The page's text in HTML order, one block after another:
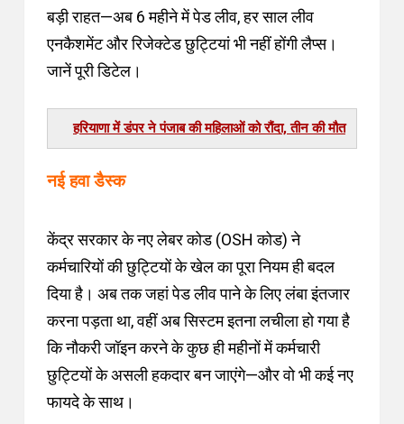
बड़ी राहत—अब 6 महीने में पेड लीव, हर साल लीव
एनकैशमेंट और रिजेक्टेड छुट्टियां भी नहीं होंगी लैप्स।
जानें पूरी डिटेल।
पुकार से आखिरकार चल पड़ी सांसें, डॉक्टरों ने घोषित
कर दिया था मृत
केंद्र सरकार के नए लेबर कोड (OSH कोड) ने
कर्मचारियों की छुट्टियों के खेल का पूरा नियम ही बदल
दिया है। अब तक जहां पेड लीव पाने के लिए लंबा इंतजार
करना पड़ता था, वहीं अब सिस्टम इतना लचीला हो गया है
कि नौकरी जॉइन करने के कुछ ही महीनों में कर्मचारी
छुट्टियों के असली हकदार बन जाएंगे—और वो भी कई नए